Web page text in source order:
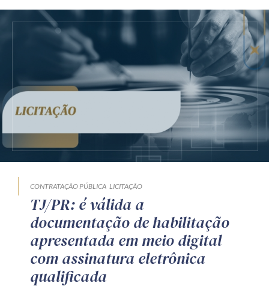
CONTRATAÇÃO PÚBLICA LICITAÇÃO
TJ/PR: é válida a
documentação de habilitação
apresentada em meio digital
com assinatura eletrônica
qualificada